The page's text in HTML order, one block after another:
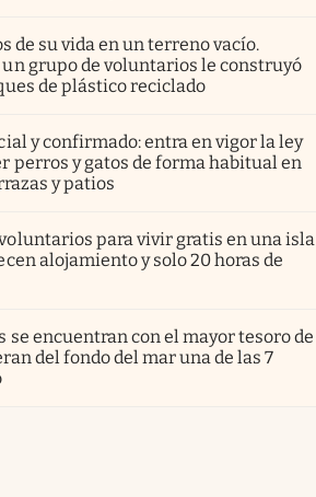
de su vida en un terreno vacío.
un grupo de voluntarios le construyó
de plástico reciclado
y confirmado: entra en vigor la ley
perros y gatos de forma habitual en
y patios
para vivir gratis en una isla
alojamiento y solo 20 horas de
se encuentran con el mayor tesoro de
del fondo del mar una de las 7